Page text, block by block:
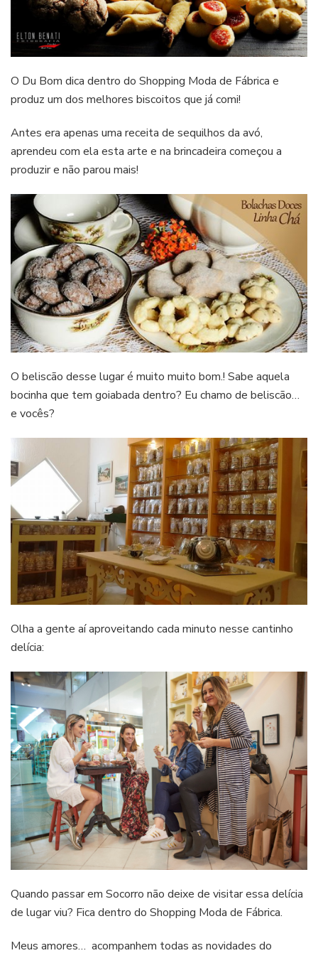
O Du Bom dica dentro do Shopping Moda de Fábrica e
produz um dos melhores biscoitos que já comi!
Antes era apenas uma receita de sequilhos da avó,
aprendeu com ela esta arte e na brincadeira começou a
produzir e não parou mais!
O beliscão desse lugar é muito muito bom.! Sabe aquela
bocinha que tem goiabada dentro? Eu chamo de beliscão…
e vocês?
Olha a gente aí aproveitando cada minuto nesse cantinho
delícia:
Quando passar em Socorro não deixe de visitar essa delícia
de lugar viu? Fica dentro do Shopping Moda de Fábrica.
Meus amores… acompanhem todas as novidades do